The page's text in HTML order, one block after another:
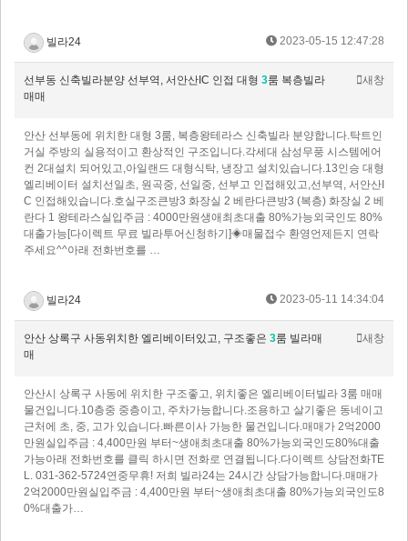
빌라24 2023-05-15 12:47:28
선부동 신축빌라분양 선부역, 서안산IC 인접 대형 3룸 복층빌라
매매
새창
안산 선부동에 위치한 대형 3룸, 복층왕테라스 신축빌라 분양합니다.탁트인
거실 주방의 실용적이고 환상적인 구조입니다.각세대 삼성무풍 시스템에어
컨 2대설치 되어있고,아일랜드 대형식탁, 냉장고 설치있습니다.13인승 대형
엘리베이터 설치선일초, 원곡중, 선일중, 선부고 인접해있고,선부역, 서안산I
C 인접해있습니다.​호실구조큰방3 화장실 2 베란다큰방3 (복층) 화장실 2 베
란다 1 왕테라스실입주금 : 4000만원​생애최초대출 80%가능외국인도 80%
대출가능[다이렉트 무료 빌라투어신청하기]◈매물접수 환영언제든지 연락
주세요^^아래 전화번호를 …
빌라24 2023-05-11 14:34:04
안산 상록구 사동위치한 엘리베이터있고, 구조좋은 3룸 빌라매
매
새창
안산시 상록구 사동에 위치한 구조좋고, 위치좋은 엘리베이터빌라 3룸 매매
물건입니다.10층중 중층이고, 주차가능합니다.조용하고 살기좋은 동네이고
근처에 초, 중, 고가 있습니다.빠른이사 가능한 물건입니다.매매가 2억2000
만원실입주금 : 4,400만원 부터~생애최초대출 80%가능외국인도80%대출
가능아래 전화번호를 클릭 하시면 전화로 연결됩니다.다이렉트 상담전화 TE
L. 031-362-5724 연중무휴! 저희 빌라24는 24시간 상담가능합니다.매매가
2억2000만원실입주금 : 4,400만원 부터~생애최초대출 80%가능외국인도8
0%대출가…